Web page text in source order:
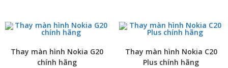
Thay màn hình Nokia G20
chính hãng
Thay màn hình Nokia C20
Plus chính hãng